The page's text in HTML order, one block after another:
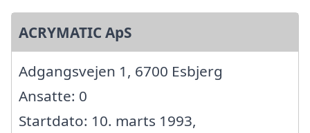
ACRYMATIC ApS
Adgangsvejen 1, 6700 Esbjerg
Ansatte: 0
Startdato: 10. marts 1993,